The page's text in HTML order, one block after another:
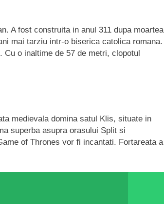
A fost construita in anul 311 dupa moartea
mai tarziu intr-o biserica catolica romana.
Cu o inaltime de 57 de metri, clopotul
medievala domina satul Klis, situate in
superba asupra orasului Split si
of Thrones vor fi incantati. Fortareata a